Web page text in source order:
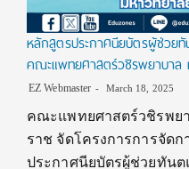
หลักสูตรประกาศนียบัตรผู้ช่วย
คณะแพทยศาสตร์วชิรพยาบาล
EZ Webmaster March 18, 2025
คณะแพทยศาสตร์วชิรพย
ราช จัดโครงการการจัด
ประกาศนียบัตรผู้ช่วยทัน